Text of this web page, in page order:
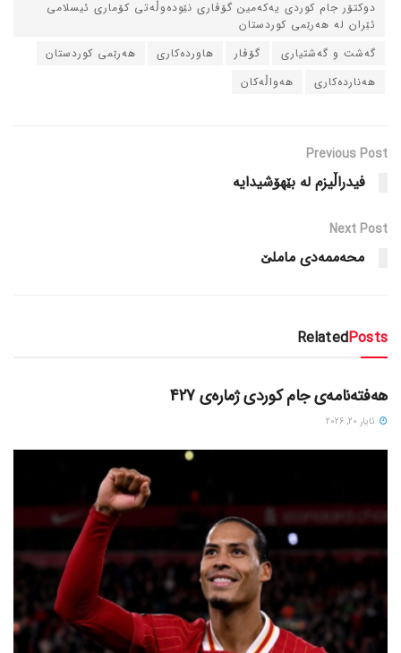
دوکتۆر جام کوردی یه‌که‌مین گۆڤاری نێوده‌وڵه‌تی کۆماری ئیسلامی
ئێران له‌ هه‌رێمی کوردستان
گه‌شت و گه‌شتیاری
گۆڤار هاورده‌کاری
هه‌رێمی کوردستان
هه‌نارده‌کاری
هه‌واڵه‌کان
Previous Post
فیدراڵیزم له‌ بێهۆشیدایه‌
Next Post
محەممەدی ماملێ
RelatedPosts
دسته‌بندی نشده
هەفتەنامەی جام کوردی ژمارەی 427
ئایار 20, 2026